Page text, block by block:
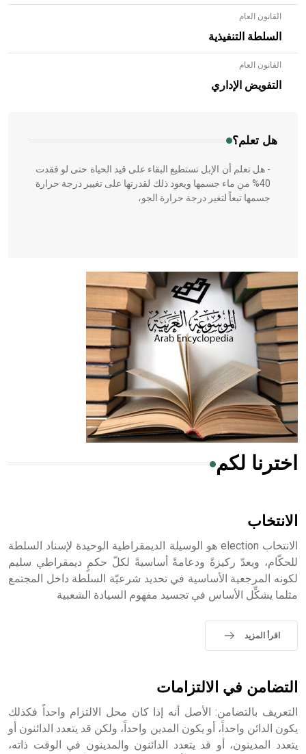
القانون العام
السلطة التنفيذية
القانون العام
التفويض الإداري
هل تعلم؟
- هل تعلم أن الأبلق نوع من الفنون الهندسية التي ارتبطت
بالعمارة الإسلامية في بلاد الشام ومصر خاصة، حيث يحرص
المعمار على بناء مداميكه وخاصة في الواجهات
- هل تعلم أن الإبل تستطيع البقاء على قيد الحياة حتى لو فقدت
40% من ماء جسمها ويعود ذلك لقدرتها على تغيير درجة حرارة
جسمها تبعاً لتغير درجة حرارة الجو،
- هل تعلم أن أبقراط كتب في الطب أربعة مؤلفات هي:
الحكم، الأدلة، تنظيم التغذية، ورسالته في جروح الرأس. ويعود
له الفضل بأنه حرر الطب من الدين والفلسفة.
- هل تعلم أن المرجان إفراز حيواني يتكون في البحر ويتركب
من مادة كربونات الكلسيوم، وهو أحمر أو شديد الحمرة وهو
أجود أنواعه، ويمتاز بكبر الحجم ويسمى الش
هل تعلم أن الأبسيد كلمة فرنسية اللفظ تم اعتمادها مصطلحاً
- هل تعلم أن أبجر Abgar اسم معروف جيداً يعود إلى عدد من
الملوك الذين حكموا مدينة إديسا (الرها) من أبجر الأول وحتى
sign تكتب منفصلة غير متصلة، وتعتمد المبدأ الأكوروفوني،
حيث تقتصر القيمة الصوتية للعلامة الك
اخترنا لكم
الانتخاب
الانتخاب election هو الوسيلة الديمقراطية الوحيدة لإسناد السلطة
للحكّام، ويعدّ ركيزةً ودعامةً أساسيةً لكلّ حكمٍ ديمقراطي سليم
لكونه المرجعية الأساسية في تحديد شرعيّة السلطة داخل المجتمع
مثلما يشكِّل الأساس في تجسيد مفهوم السيادة الشعبية
اقرأ المزيد
التضامن في الالتزامات
التعريف بالتضامن: الأصل أنه إذا كان محل الالتزام واحداً فكذلك
يكون الدائن واحداً، أو يكون المدين واحداً، ولكن قد يتعدد الدائنون أو
يتعدد المدينون، أو قد يتعدد الدائنون والمدينون في الوقت ذاته،